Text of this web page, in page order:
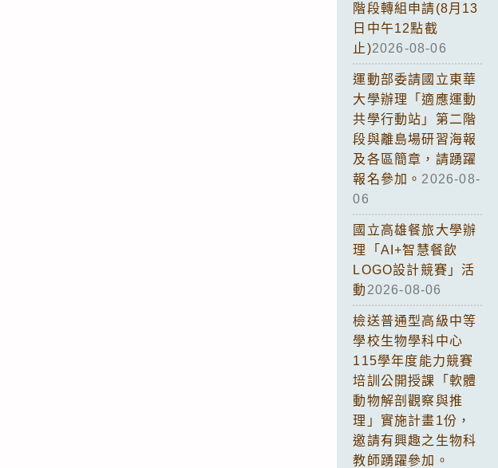
階段轉組申請(8月13
日中午12點截
止)2026-08-06
運動部委請國立東華
大學辦理「適應運動
共學行動站」第二階
段與離島場研習海報
及各區簡章，請踴躍
報名參加。 2026-08-
06
國立高雄餐旅大學辦
理「AI+智慧餐飲
LOGO設計競賽」活
動 2026-08-06
檢送普通型高級中等
學校生物學科中心
115學年度能力競賽
培訓公開授課「軟體
動物解剖觀察與推
理」實施計畫1份，
邀請有興趣之生物科
教師踴躍參加。